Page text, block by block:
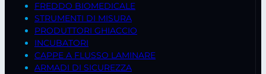
FREDDO BIOMEDICALE
STRUMENTI DI MISURA
PRODUTTORI GHIACCIO
INCUBATORI
CAPPE A FLUSSO LAMINARE
ARMADI DI SICUREZZA